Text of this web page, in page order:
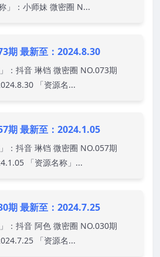
」：小师妹 微密圈 N...
期 最新至：2024.8.30
：抖音 琳铛 微密圈 NO.073期
「资源名...
期 最新至：2024.1.05
：抖音 琳铛 微密圈 NO.057期
「资源名称」...
期 最新至：2024.7.25
：抖音 阿色 微密圈 NO.030期
「资源名...